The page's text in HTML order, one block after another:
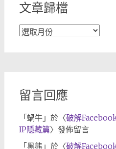
文章歸檔
文
留言回應
「蝸牛」於〈破解
IP隱藏篇〉發佈留言
「黑熊 」於〈破解